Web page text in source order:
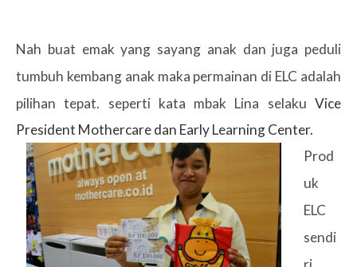
Nah buat emak yang sayang anak dan juga peduli
tumbuh kembang anak maka permainan di ELC adalah
pilihan tepat. seperti kata mbak Lina selaku Vice
President Mothercare dan Early Learning Center.
Prod
uk
ELC
sendi